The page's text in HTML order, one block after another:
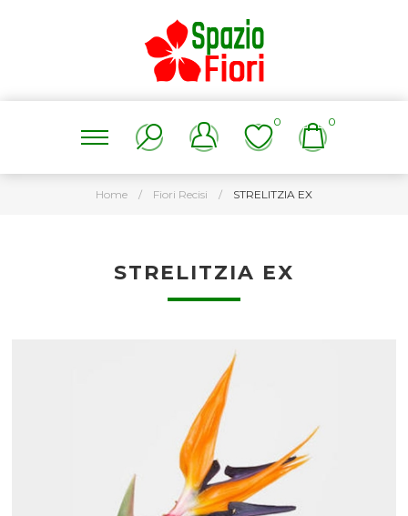
0 0
Home / Fiori Recisi / STRELITZIA EX
STRELITZIA EX